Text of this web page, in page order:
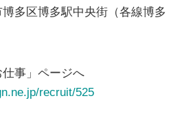
多区博多駅中央街（各線博多
事」ページへ
recruit/525